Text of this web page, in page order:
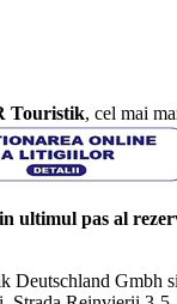
Touristik, cel mai
ultimul pas al
Deutschland